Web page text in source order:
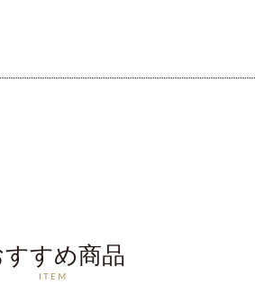
すすめ商品
ITEM